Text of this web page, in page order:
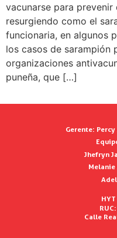
vacunarse para
resurgiendo como el
funcionaria, en algunos
los casos de sarampión
organizaciones
puneña, que […]
Gerente:
Jhefryn
Melanie
Calle